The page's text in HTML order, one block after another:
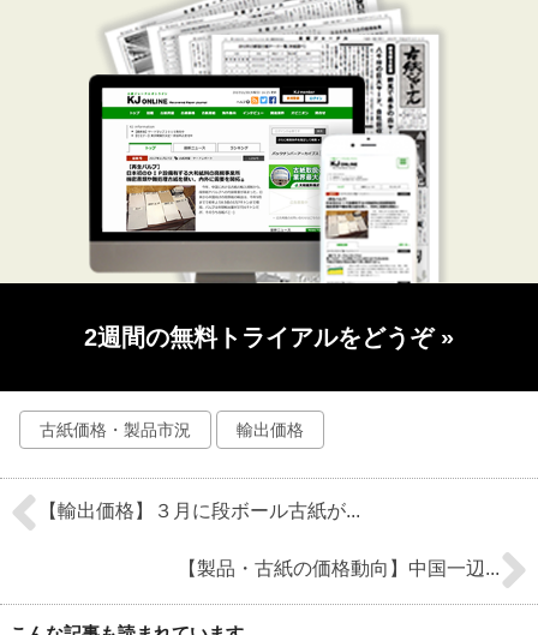
2週間の無料トライアルをどうぞ »
古紙価格・製品市況 輸出価格
【輸出価格】３月に段ボール古紙が...
【製品・古紙の価格動向】中国一辺...